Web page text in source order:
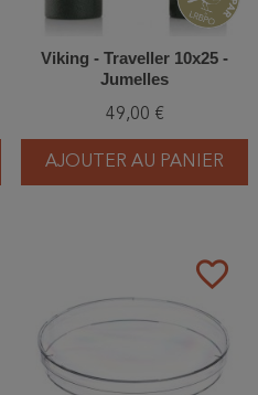
Viking - Traveller 10x25 -
Jumelles
49,00 €
AJOUTER AU PANIER
favorite_border